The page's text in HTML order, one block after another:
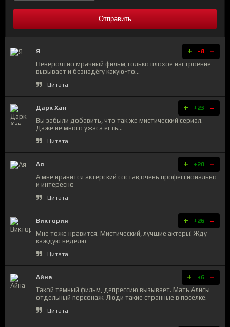
Отправить
Я + -8 -
Невероятно мрачный фильм,только плохое настроение
вызывает и безнадёгу какую-то...
Цитата
Дарк Хан + +23 -
Вы забыли добавить, что так же мистический сериал.
Даже не много ужаса есть...
Цитата
Ая + +20 -
А мне нравится актерский состав,очень профессионально
и интересно
Цитата
Виктория + +26 -
Мне тоже нравится. Мистический, лучшие актеры! Жду
каждую неделю
Цитата
Айна + +6 -
Такой темный фильм, депрессию вызывает. Мать Алисы
отдельный персонаж. Люди такие странные в поселке.
Цитата